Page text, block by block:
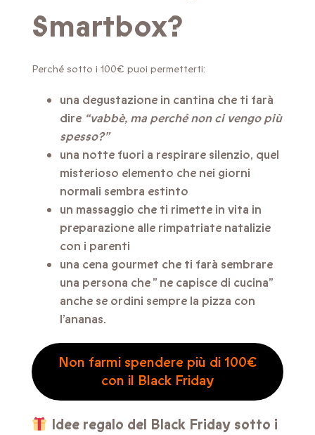
Smartbox?
Perché sotto i 100€ puoi permetterti:
una degustazione in cantina che ti farà
dire “vabbè, ma perché non ci vengo più
spesso?”
una notte fuori a respirare silenzio, quel
misterioso elemento che nei giorni
normali sembra estinto
un massaggio che ti rimette in vita in
preparazione alle rimpatriate natalizie
con i parenti
una cena gourmet che ti farà sembrare
una persona che ” ne capisce di cucina”
anche se ordini sempre la pizza con
l’ananas.
Non farmi spendere più di 100€
con il Black Friday
Idee regalo del Black Friday sotto i